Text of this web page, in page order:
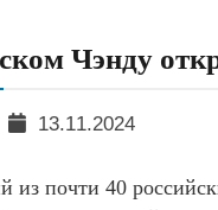
Чэнду
13.11.2024
из почти 40